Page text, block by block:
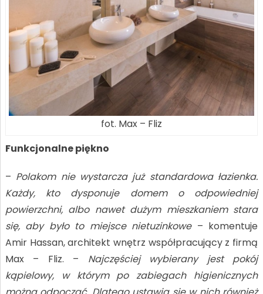
fot. Max – Fliz
Funkcjonalne piękno
– Polakom nie wystarcza już standardowa łazienka.
Każdy, kto dysponuje domem o odpowiedniej
powierzchni, albo nawet dużym mieszkaniem stara
się, aby było to miejsce nietuzinkowe– komentuje
Amir Hassan, architekt wnętrz współpracujący z firmą
Max – Fliz. – Najczęściej wybierany jest pokój
kąpielowy, w którym po zabiegach higienicznych